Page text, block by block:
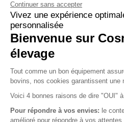
Continuer sans accepter
Vivez une expérience
personnalisée
Bienvenue sur
élevage
Tout comme un bon équipement
bovins, nos cookies garantissent une
Voici 4 bonnes raisons de dire "OUI"
Pour répondre à vos envies: le
amélioré pour répondre à vos